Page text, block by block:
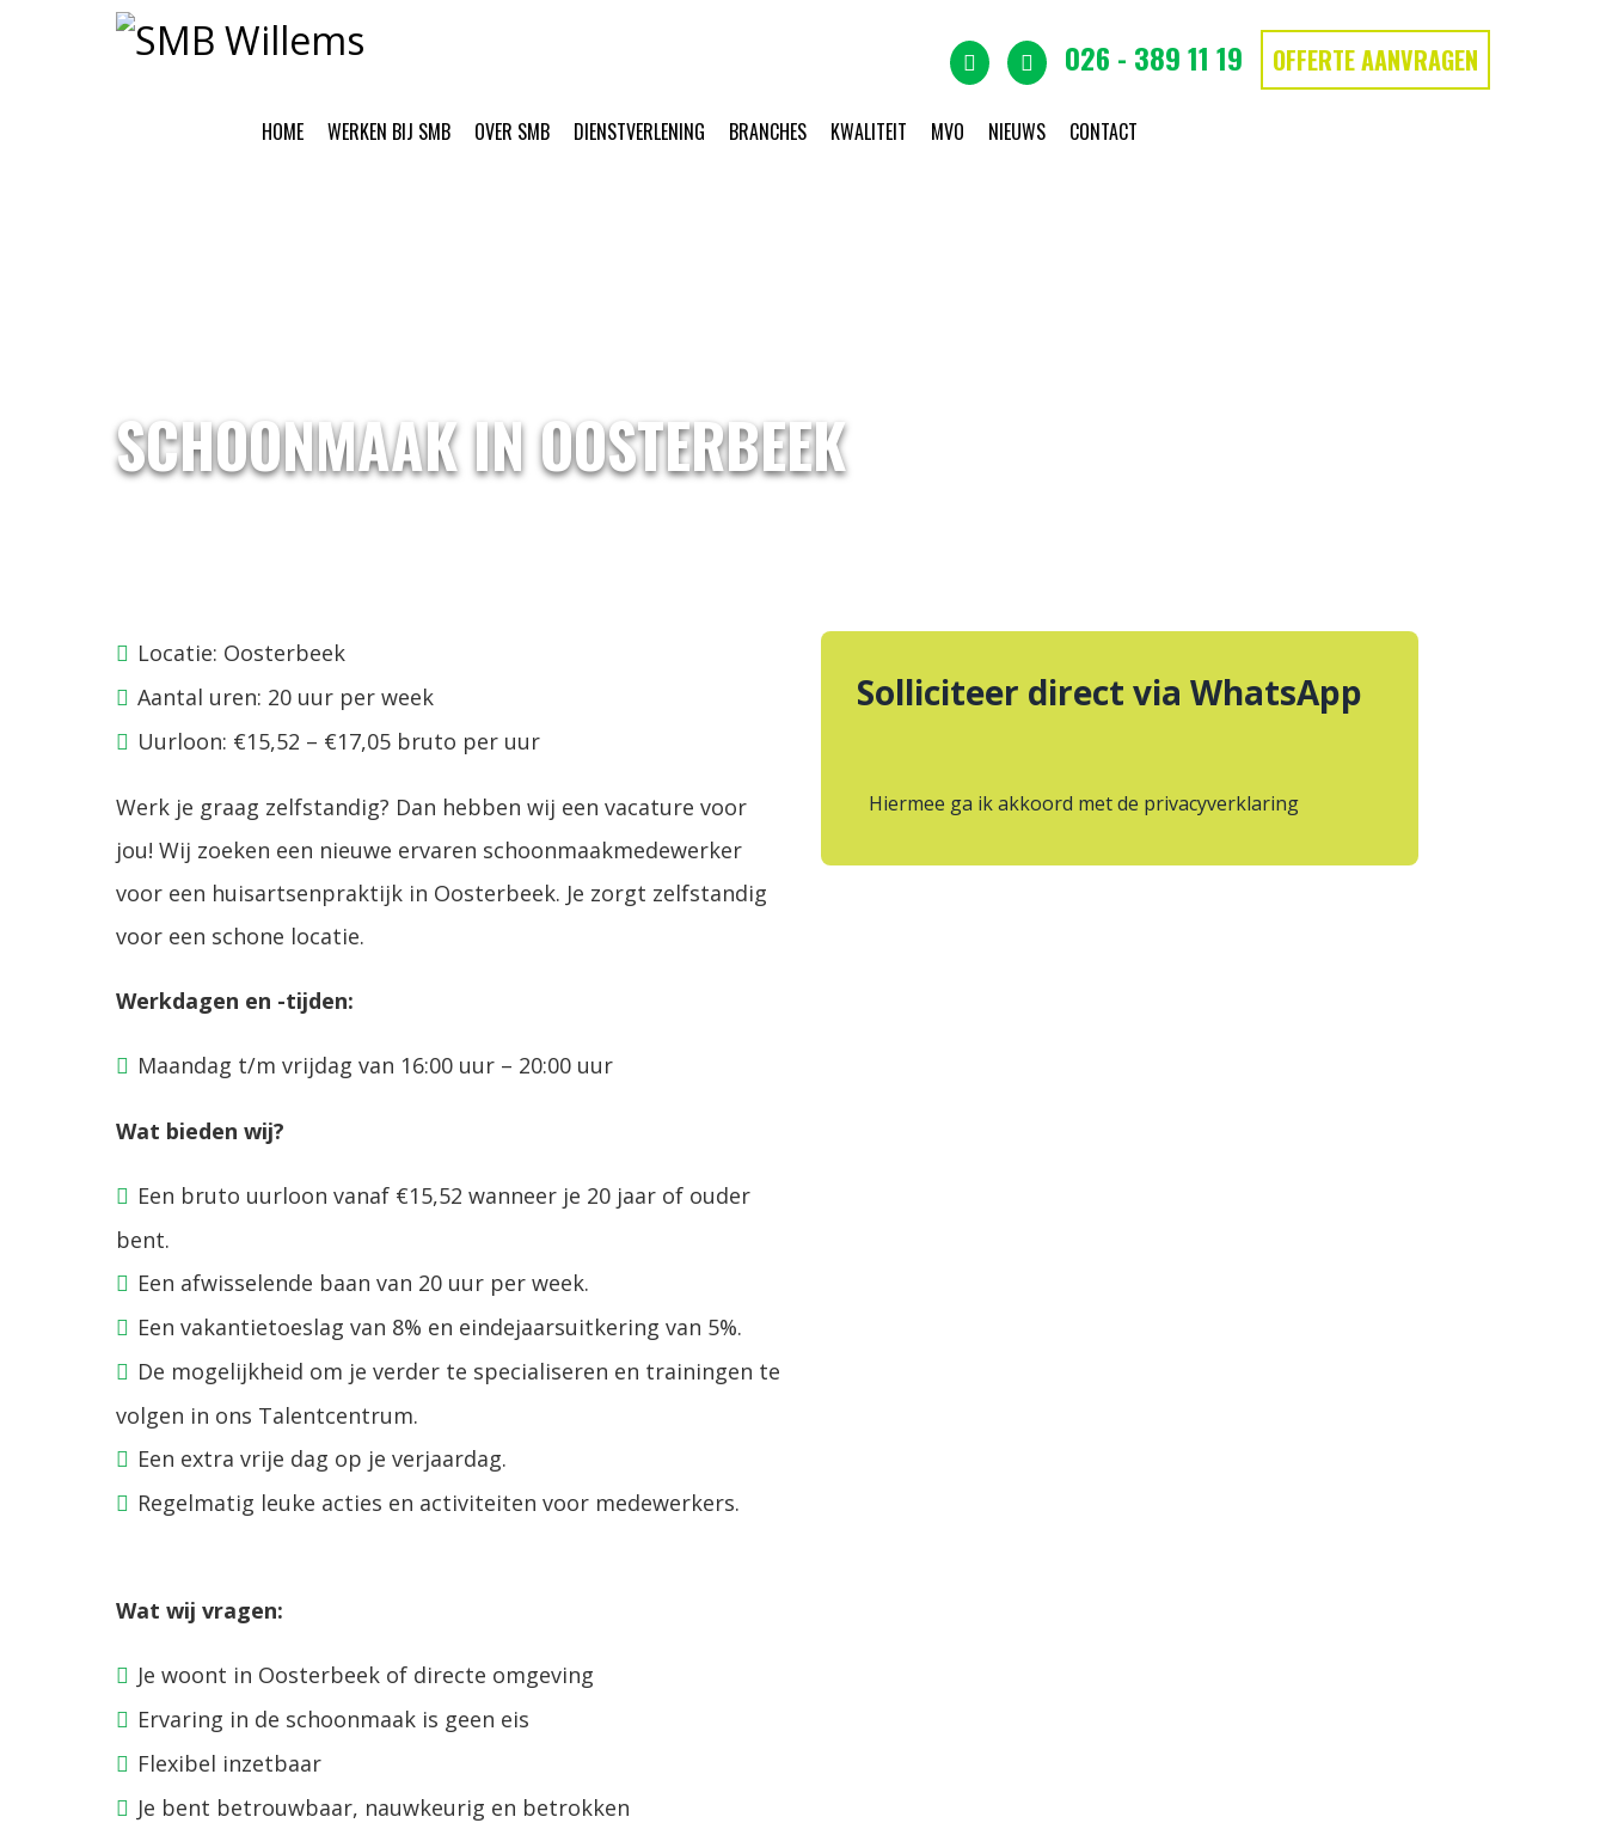
026 - 389 11 19 OFFERTE AANVRAGEN
HOME WERKEN BIJ SMB OVER SMB DIENSTVERLENING BRANCHES KWALITEIT MVO NIEUWS CONTACT
SCHOONMAAK IN OOSTERBEEK
Locatie: Oosterbeek
Aantal uren: 20 uur per week
Uurloon: €15,52 – €17,05 bruto per uur
Werk je graag zelfstandig? Dan hebben wij een vacature voor
jou! Wij zoeken een nieuwe ervaren schoonmaakmedewerker
voor een huisartsenpraktijk in Oosterbeek. Je zorgt zelfstandig
voor een schone locatie.
Werkdagen en -tijden:
Maandag t/m vrijdag van 16:00 uur – 20:00 uur
Wat bieden wij?
Een bruto uurloon vanaf €15,52 wanneer je 20 jaar of ouder
bent.
Een afwisselende baan van 20 uur per week.
Een vakantietoeslag van 8% en eindejaarsuitkering van 5%.
De mogelijkheid om je verder te specialiseren en trainingen te
volgen in ons Talentcentrum.
Een extra vrije dag op je verjaardag.
Regelmatig leuke acties en activiteiten voor medewerkers.
Wat wij vragen:
Je woont in Oosterbeek of directe omgeving
Ervaring in de schoonmaak is geen eis
Flexibel inzetbaar
Je bent betrouwbaar, nauwkeurig en betrokken